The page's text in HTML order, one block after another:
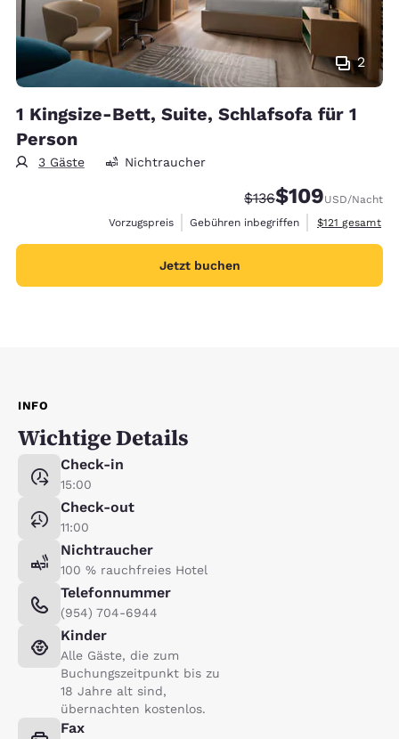
2
1 Kingsize-Bett, Suite, Schlafsofa für 1
Person
3 Gäste Nichtraucher
Durchgestrichener
$136Vergünstigter
$109USD/Nacht
Vorzugspreis
Gebühren inbegriffen Geschätzte
$121 gesamt
Jetzt buchen
INFO
Wichtige Details
Check-in
15:00
Check-out
11:00
Nichtraucher
100 % rauchfreies Hotel
Telefonnummer
(954) 704-6944
Kinder
Alle Gäste, die zum
Buchungszeitpunkt bis zu
18 Jahre alt sind,
übernachten kostenlos.
Fax